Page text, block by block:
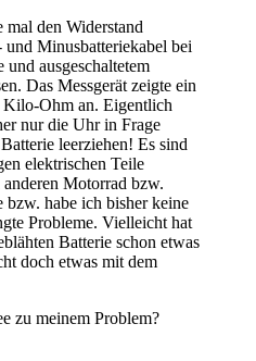
mal den Widerstand
und Minusbatteriekabel bei
und ausgeschaltetem
Das Messgerät zeigte ein
Kilo-Ohm an. Eigentlich
nur die Uhr in Frage
leerziehen! Es sind
elektrischen Teile
Motorrad bzw.
bzw. habe ich bisher keine
Probleme. Vielleicht hat
Batterie schon etwas
doch etwas mit dem
zu meinem Problem?